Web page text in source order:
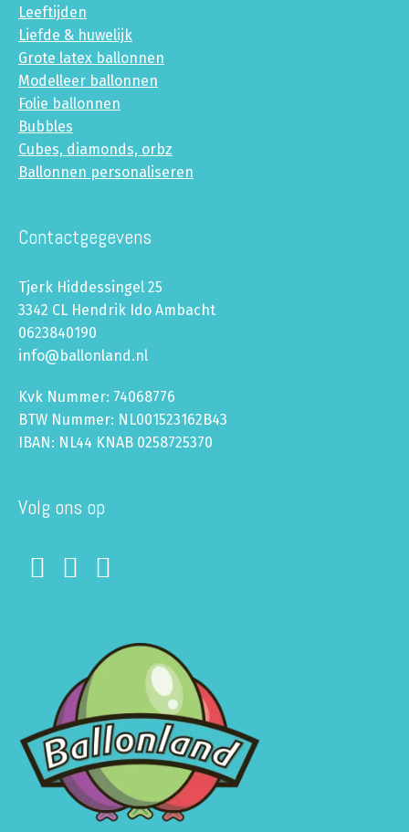
Leeftijden
Liefde & huwelijk
Grote latex ballonnen
Modelleer ballonnen
Folie ballonnen
Bubbles
Cubes, diamonds, orbz
Ballonnen personaliseren
Contactgegevens
Tjerk Hiddessingel 25
3342 CL Hendrik Ido Ambacht
0623840190
info@ballonland.nl
Kvk Nummer: 74068776
BTW Nummer: NL001523162B43
IBAN: NL44 KNAB 0258725370
Volg ons op